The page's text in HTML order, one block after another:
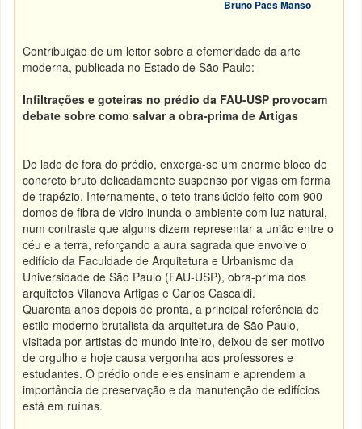
Bruno Paes Manso
Contribuição de um leitor sobre a efemeridade da arte
moderna, publicada no Estado de São Paulo:
Infiltrações e goteiras no prédio da FAU-USP provocam
debate sobre como salvar a obra-prima de Artigas
Do lado de fora do prédio, enxerga-se um enorme bloco de
concreto bruto delicadamente suspenso por vigas em forma
de trapézio. Internamente, o teto translúcido feito com 900
domos de fibra de vidro inunda o ambiente com luz natural,
num contraste que alguns dizem representar a união entre o
céu e a terra, reforçando a aura sagrada que envolve o
edifício da Faculdade de Arquitetura e Urbanismo da
Universidade de São Paulo (FAU-USP), obra-prima dos
arquitetos Vilanova Artigas e Carlos Cascaldi.
Quarenta anos depois de pronta, a principal referência do
estilo moderno brutalista da arquitetura de São Paulo,
visitada por artistas do mundo inteiro, deixou de ser motivo
de orgulho e hoje causa vergonha aos professores e
estudantes. O prédio onde eles ensinam e aprendem a
importância de preservação e da manutenção de edifícios
está em ruínas.